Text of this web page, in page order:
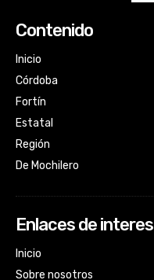
Contenido
Inicio
Córdoba
Fortín
Estatal
Región
De Mochilero
Enlaces de interes
Inicio
Sobre nosotros